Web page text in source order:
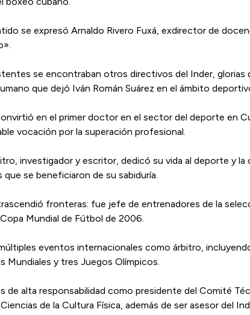
se expresó Arnaldo Rivero Fuxá, exdirector de
se encontraban otros directivos del Inder,
que dejó Iván Román Suárez en el ámbito
en el primer doctor en el sector del deporte en
vocación por la superación profesional.
investigador y escritor, dedicó su vida al deporte y
se beneficiaron de su sabiduría.
fronteras: fue jefe de entrenadores de la
Mundial de Fútbol de 2006.
eventos internacionales como árbitro,
Mundiales y tres Juegos Olímpicos.
de alta responsabilidad como presidente del Comité
de la Cultura Física, además de ser asesor del